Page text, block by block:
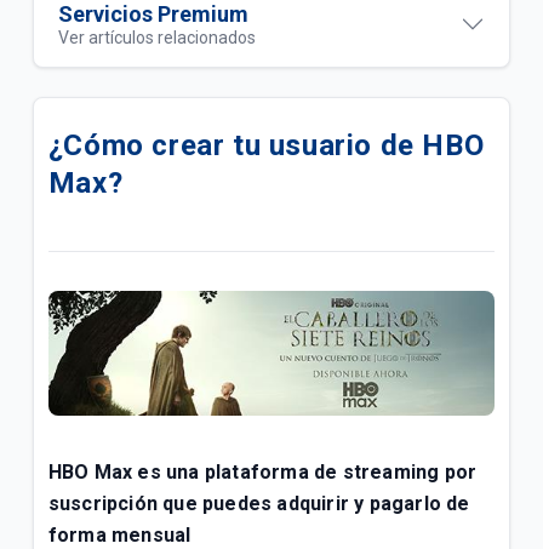
Servicios Premium
Ver artículos relacionados
Cómo activar ViX+ y qué incluye este servicio
HBO Max con TIGO
dispositivos podré ver contenido con mi cuenta de
Prime Video?
¿El uso de la aplicación de Prime Video consume
datos?
Descubre Tigo WiFi+| Hogar
Activa Paramount + en tu ONEtv | Hogar
¿Cómo crear tu usuario de HBO
Max?
HBO Max es una plataforma de streaming por
suscripción que puedes adquirir y pagarlo de
forma mensual